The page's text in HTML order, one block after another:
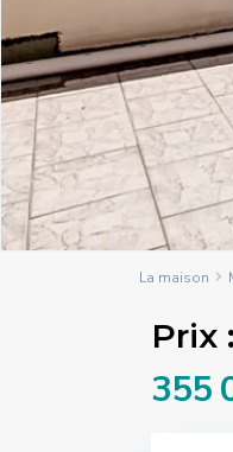
La maison
Prix :
355